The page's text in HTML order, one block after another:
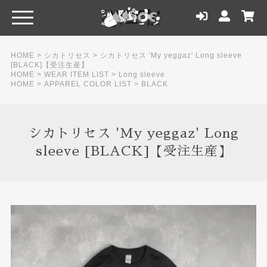
HOME > シカトリセス > シカトリセス 'My yeggaz' Long sleeve
[BLACK]【受注生産】
HOME > WEAR ITEM LIST > Long sleeve
HOME > APPAREL COLOR LIST > BLACK
シカトリセス 'My yeggaz' Long
sleeve [BLACK]【受注生産】